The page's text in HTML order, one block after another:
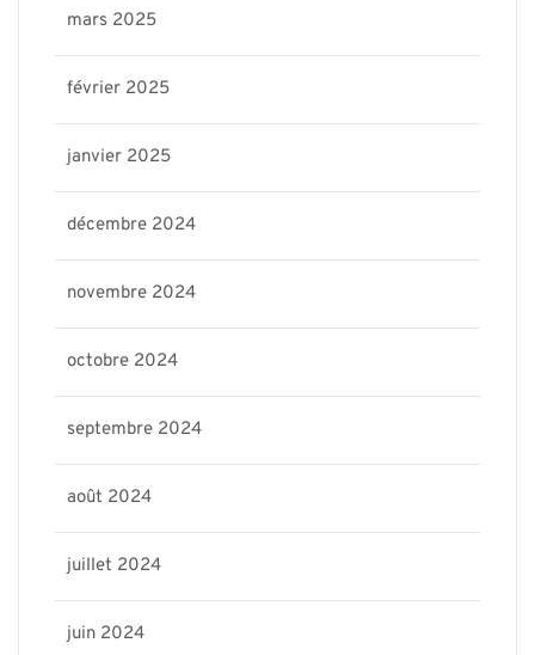
mars 2025
février 2025
janvier 2025
décembre 2024
novembre 2024
octobre 2024
septembre 2024
août 2024
juillet 2024
juin 2024